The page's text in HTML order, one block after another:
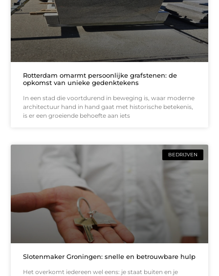
Rotterdam omarmt persoonlijke grafstenen: de
opkomst van unieke gedenktekens
In een stad die voortdurend in beweging is, waar moderne
architectuur hand in hand gaat met historische betekenis,
is er een groeiende behoefte aan iets
BEDRIJVEN
Slotenmaker Groningen: snelle en betrouwbare hulp
Het overkomt iedereen wel eens: je staat buiten en je